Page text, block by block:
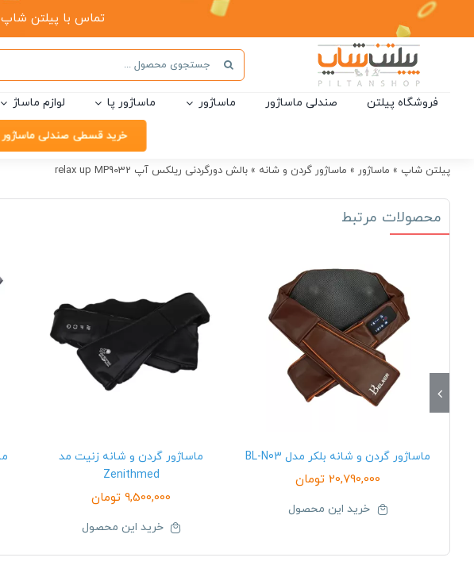
تماس با پیلتن شاپ 02193111030, 09304448548, 09212353058
جستجو
برای:
فروشگاه پیلتن صندلی ماساژور ماساژور ماساژور پا لوازم ماساژ
خرید قسطی صندلی ماساژور
پیلتن شاپ » ماساژور » ماساژور گردن و شانه » بالش دورگردنی ریلکس آپ relax up MP9032
محصولات مرتبط
ماساژور گردن و شانه بلکر مدل BL-N03
20,790,000 تومان
خرید این محصول
ماساژور گردن و شانه زنیت مد
Zenithmed
9,500,000 تومان
خرید این محصول